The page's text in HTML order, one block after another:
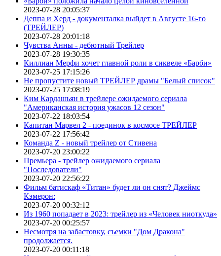
2023-07-28 20:05:37
Деппа и Херд - документалка выйдет в Августе 16-го
(ТРЕЙЛЕР)
2023-07-28 20:01:18
Чувства Анны - дебютный Трейлер
2023-07-28 19:30:35
Киллиан Мерфи хочет главной роли в сиквеле «Барби»
2023-07-25 17:15:26
Не пропустите новый ТРЕЙЛЕР драмы "Белый список"
2023-07-25 17:08:19
Ким Кардашьян в трейлере ожидаемого сериала
"Американская история ужасов 12 сезон"
2023-07-22 18:03:54
Капитан Марвел 2 - поединок в космосе ТРЕЙЛЕР
2023-07-22 17:56:42
Команда Z - новый трейлер от Стивена
2023-07-20 23:00:22
Премьера - трейлер ожидаемого сериала
"Последователи"
2023-07-20 22:56:22
Фильм батискаф «Титан» будет ли он снят? Джеймс
Кэмерон:
2023-07-20 00:32:12
Из 1960 попадает в 2023: трейлер из «Человек ниоткуда»
2023-07-20 00:25:57
Несмотря на забастовку, съемки "Дом Дракона"
продолжается.
2023-07-20 00:11:18